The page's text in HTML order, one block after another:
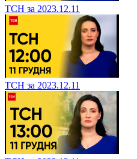
ТСН за 2023.12.11
ТСН за 2023.12.11